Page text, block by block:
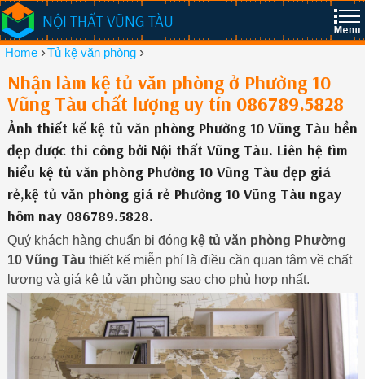
NỘI THẤT VŨNG TÀU
Home ›Tủ kệ văn phòng ›
Nhận làm kệ tủ văn phòng ở Phường 10
Vũng Tàu chất lượng uy tín 086789.5828
Ảnh thiết kế kệ tủ văn phòng Phường 10 Vũng Tàu bền
đẹp được thi công bởi Nội thất Vũng Tàu. Liên hệ tìm
hiểu kệ tủ văn phòng Phường 10 Vũng Tàu đẹp giá
rẻ,kệ tủ văn phòng giá rẻ Phường 10 Vũng Tàu ngay
hôm nay 086789.5828.
Quý khách hàng chuẩn bị đóng kệ tủ văn phòng Phường
10 Vũng Tàu thiết kế miễn phí là điều cần quan tâm về chất
lượng và giá kệ tủ văn phòng sao cho phù hợp nhất.